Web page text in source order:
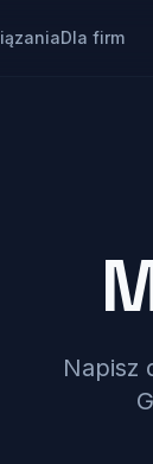
Dla firm
Napisz